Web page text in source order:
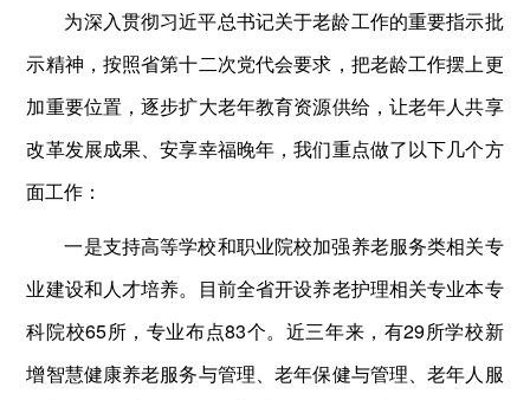
为深入贯彻习近平总书记关于老龄工作的重要指示批
示精神，按照省第十二次党代会要求，把老龄工作摆上更
加重要位置，逐步扩大老年教育资源供给，让老年人共享
改革发展成果、安享幸福晚年，我们重点做了以下几个方
面工作：
一是支持高等学校和职业院校加强养老服务类相关专
业建设和人才培养。目前全省开设养老护理相关专业本专
科院校65所，专业布点83个。近三年来，有29所学校新
增智慧健康养老服务与管理、老年保健与管理、老年人服